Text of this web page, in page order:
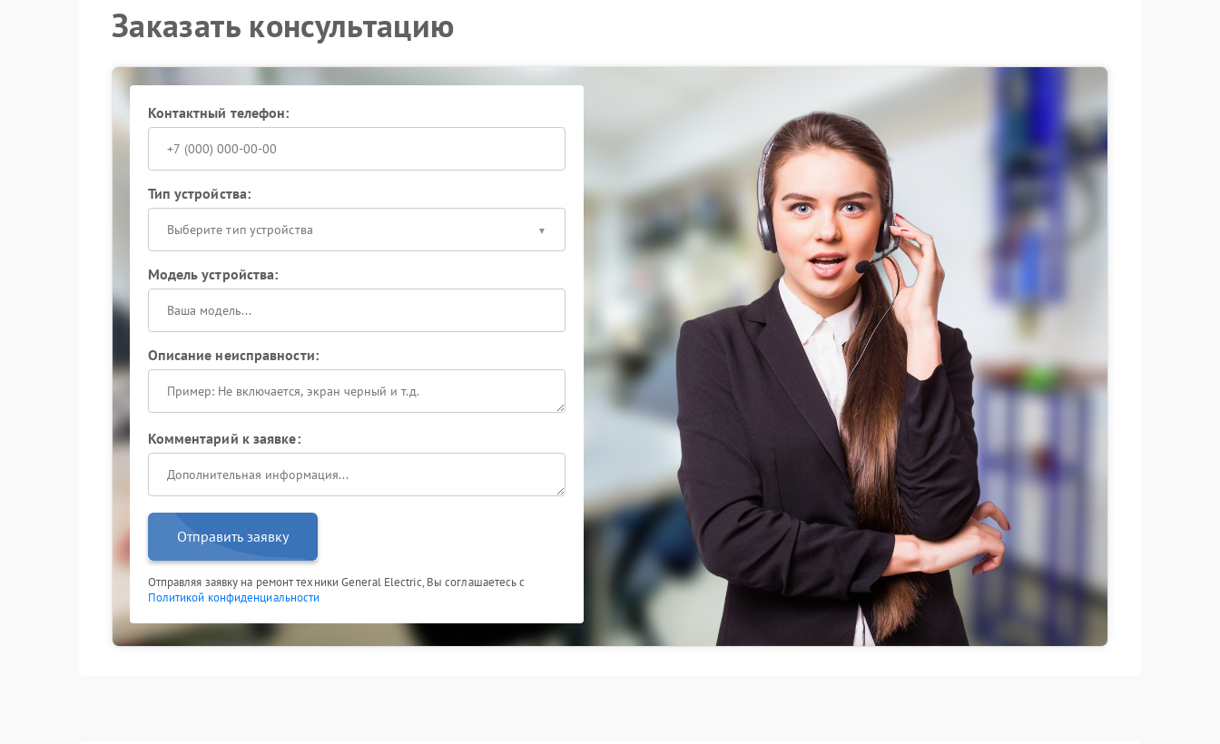
Заказать консультацию
Контактный телефон:
Тип устройства:
Выберите тип устройства
Модель устройства:
Описание неисправности:
Комментарий к заявке:
Отправить заявку
Отправляя заявку на ремонт техники General Electric, Вы соглашаетесь с
Политикой конфиденциальности